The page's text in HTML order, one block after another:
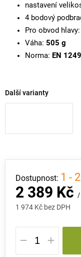
nastavení
4 bodový
Pro obvod hlavy:
Váha: 505 g
Norma: EN
Další varianty
2 389 Kč /
1 974 Kč bez DPH
Měrná
cena:
1 -